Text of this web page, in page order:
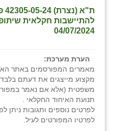
להתיישבות חקלאית
04/07/2024
הערת מערכת:
מאמרים המפורסמים באתר
מקצוע מייצגים את דעתם
משפטית (אלא אם נאמר
תנועת האיחוד החקלאי .
לפרטים נוספים ותגובות
לפרטיו המפורטים לעיל.
רועי
רמת הדר
שבי ציון